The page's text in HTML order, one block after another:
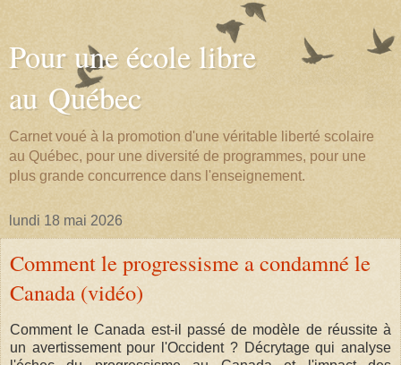
Pour une école libre
au Québec
Carnet voué à la promotion d'une véritable liberté scolaire
au Québec, pour une diversité de programmes, pour une
plus grande concurrence dans l'enseignement.
lundi 18 mai 2026
Comment le progressisme a condamné le
Canada (vidéo)
Comment le Canada est-il passé de modèle de réussite à
un avertissement pour l'Occident ? Décrytage qui analyse